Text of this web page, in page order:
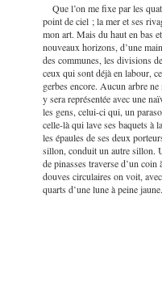
Que l’on me fixe par les
point de ciel ; la mer et ses
mon art. Mais du haut en bas
nouveaux horizons, d’une
des communes, les divisions
ceux qui sont déjà en labour,
gerbes encore. Aucun arbre
y sera représentée avec une
les gens, celui-ci qui, un
celle-là qui lave ses baquets à
les épaules de ses deux
sillon, conduit un autre sillon.
de pinasses traverse d’un coin
douves circulaires on voit,
quarts d’une lune à peine jaune.